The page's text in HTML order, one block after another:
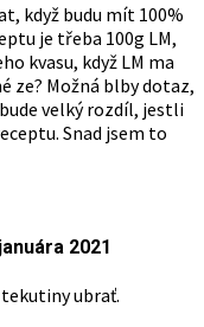
když budu mít 100%
je třeba 100g LM,
kvasu, když LM ma
ze? Možná blby dotaz,
velký rozdíl, jestli
Snad jsem to
2021
ubrať.